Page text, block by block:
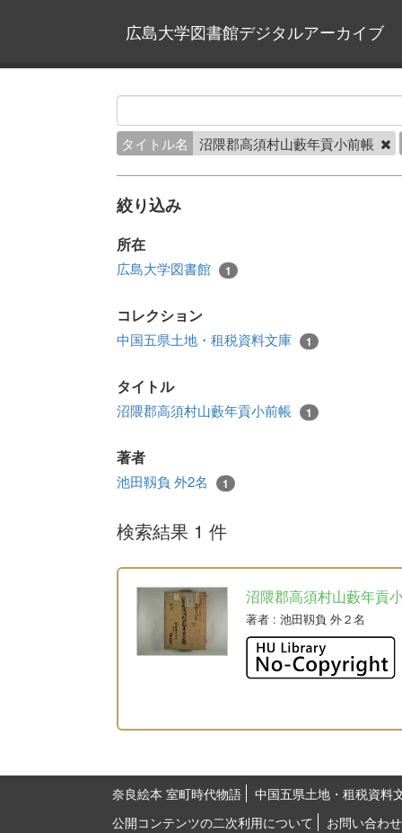
広島大学図書館デジタルアーカイブ
タイトル名 沼隈郡高須村山藪年貢小前帳
絞り込み
所在
広島大学図書館 1
コレクション
中国五県土地・租税資料文庫 1
タイトル
沼隈郡高須村山藪年貢小前帳 1
著者
池田靱負 外2名 1
検索結果 1 件
沼隈郡高須村山藪年貢
著者 : 池田靱負 外２名
奈良絵本 室町時代物語
中国五県土地・租税資料
公開コンテンツの二次利用について
お問い合わせ